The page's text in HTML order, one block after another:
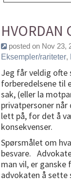
HVORDAN
posted on Nov 23,
Eksempler/rariteter,
Jeg får veldig ofte
forberedelsene til
sak, (eller la
privatpersoner
lett på, for det å
konsekvenser.
Spørsmålet om
besvare.
man vil, er
advokaten å sette